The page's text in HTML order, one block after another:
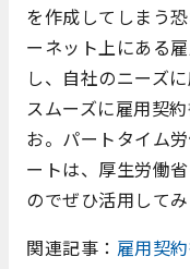
を作成してしまう
ーネット上にある
し、自社のニーズ
スムーズに雇用契
お。パートタイム
ートは、厚生労働
のでぜひ活用してみ
関連記事： 雇用契